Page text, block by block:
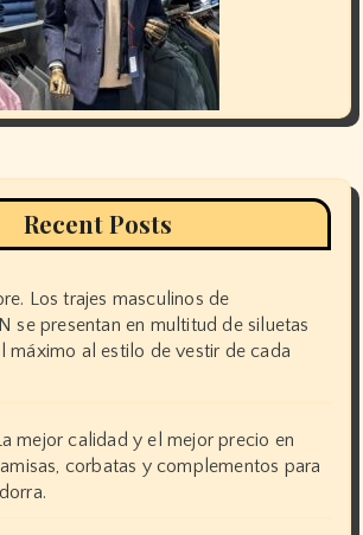
Recent Posts
Los trajes masculinos de
se presentan en multitud de siluetas
máximo al estilo de vestir de cada
mejor calidad y el mejor precio en
corbatas y complementos para